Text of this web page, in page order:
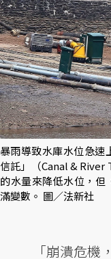
暴雨導致水庫水位急速
信託」（Canal & River
的水量來降低水位，但
滿變數。 圖／法新社
「崩潰危